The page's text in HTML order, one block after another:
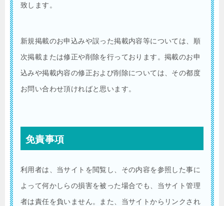
致します。
新規掲載のお申込みや誤った掲載内容等については、順
次掲載または修正や削除を行っております。掲載のお申
込みや掲載内容の修正および削除については、その都度
お問い合わせ頂ければと思います。
免責事項
利用者は、当サイトを閲覧し、その内容を参照した事に
よって何かしらの損害を被った場合でも、当サイト管理
者は責任を負いません。また、当サイトからリンクされ